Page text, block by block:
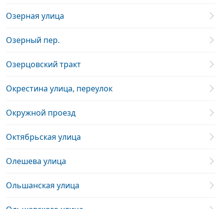
Озерная улица
Озерный пер.
Озерцовский тракт
Окрестина улица, переулок
Окружной проезд
Октябрьская улица
Олешева улица
Ольшанская улица